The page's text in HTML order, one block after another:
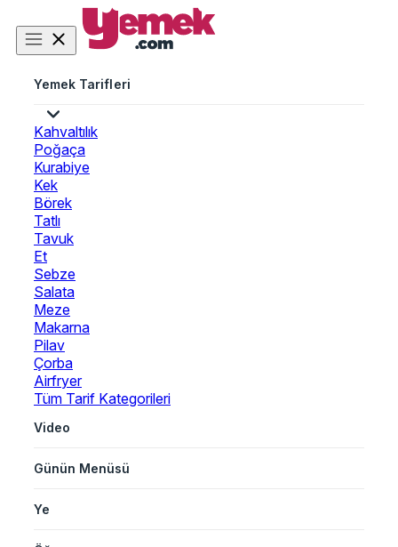
Yemek Tarifleri
Kahvaltılık
Poğaça
Kurabiye
Kek
Börek
Tatlı
Tavuk
Et
Sebze
Salata
Meze
Makarna
Pilav
Çorba
Airfryer
Tüm Tarif Kategorileri
Video
Günün Menüsü
Ye